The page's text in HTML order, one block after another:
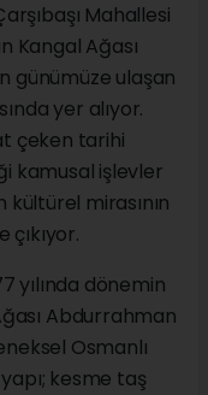
Mahallesi
Kangal Ağası
günümüze ulaşan
yer alıyor.
çeken tarihi
kamusal işlevler
kültürel mirasının
yılında dönemin
Abdurrahman
Osmanlı
kesme taş